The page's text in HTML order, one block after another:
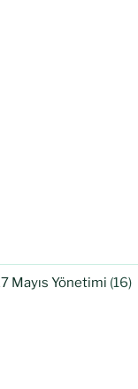
Mayıs Yönetimi (16)